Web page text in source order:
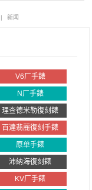
| 新闻
V6厂手錶
N厂手錶
理查德米勒復刻錶
百達翡麗復刻手錶
原单手錶
沛納海復刻錶
KV厂手錶